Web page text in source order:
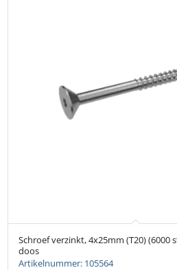
Schroef verzinkt, 4x25mm (T20) (6000
doos
Artikelnummer: 105564